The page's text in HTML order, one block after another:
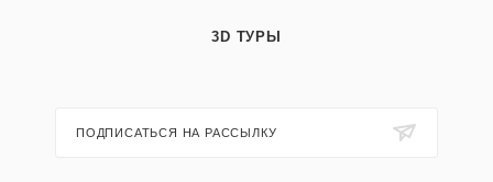
3D ТУРЫ
ПОДПИСАТЬСЯ НА РАССЫЛКУ